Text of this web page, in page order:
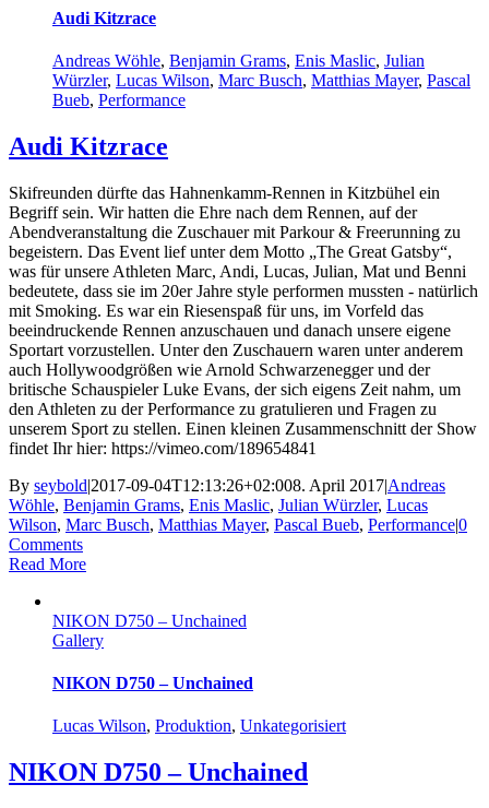
Audi Kitzrace
Andreas Wöhle, Benjamin Grams, Enis Maslic, Julian
Würzler, Lucas Wilson, Marc Busch, Matthias Mayer, Pascal
Bueb, Performance
Audi Kitzrace
Skifreunden dürfte das Hahnenkamm-Rennen in Kitzbühel ein
Begriff sein. Wir hatten die Ehre nach dem Rennen, auf der
Abendveranstaltung die Zuschauer mit Parkour & Freerunning zu
begeistern. Das Event lief unter dem Motto „The Great Gatsby“,
was für unsere Athleten Marc, Andi, Lucas, Julian, Mat und Benni
bedeutete, dass sie im 20er Jahre style performen mussten - natürlich
mit Smoking. Es war ein Riesenspaß für uns, im Vorfeld das
beeindruckende Rennen anzuschauen und danach unsere eigene
Sportart vorzustellen. Unter den Zuschauern waren unter anderem
auch Hollywoodgrößen wie Arnold Schwarzenegger und der
britische Schauspieler Luke Evans, der sich eigens Zeit nahm, um
den Athleten zu der Performance zu gratulieren und Fragen zu
unserem Sport zu stellen. Einen kleinen Zusammenschnitt der Show
findet Ihr hier: https://vimeo.com/189654841
By seybold|2017-09-04T12:13:26+02:008. April 2017|Andreas
Wöhle, Benjamin Grams, Enis Maslic, Julian Würzler, Lucas
Wilson, Marc Busch, Matthias Mayer, Pascal Bueb, Performance|0
Comments
Read More
NIKON D750 – Unchained
Gallery
NIKON D750 – Unchained
Lucas Wilson, Produktion, Unkategorisiert
NIKON D750 – Unchained